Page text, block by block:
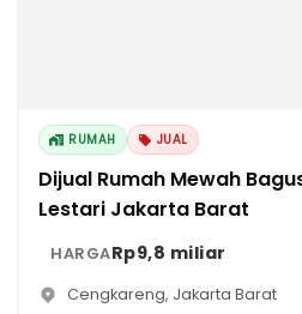
RUMAH JUAL
Dijual Rumah Mewah
Lestari Jakarta Barat
HARGARp9,8 miliar
Cengkareng, Jakarta Barat